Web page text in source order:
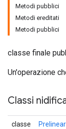
Metodi pubblici
Metodi ereditati
Metodi pubblici
classe finale
Un'operazione
Classi
classe